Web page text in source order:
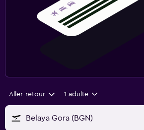
Aller-retour 1 adulte
Belaya Gora (BGN)